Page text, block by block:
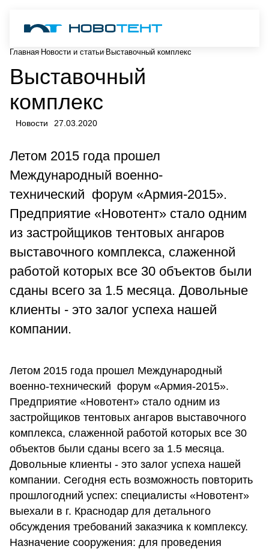
Главная Новости и статьи Выставочный комплекс
Выставочный
комплекс
Новости 27.03.2020
Летом 2015 года прошел
Международный военно-
технический форум «Армия-2015».
Предприятие «Новотент» стало одним
из застройщиков тентовых ангаров
выставочного комплекса, слаженной
работой которых все 30 объектов были
сданы всего за 1.5 месяца. Довольные
клиенты - это залог успеха нашей
компании.
Летом 2015 года прошел Международный
военно-технический форум «Армия-2015».
Предприятие «Новотент» стало одним из
застройщиков тентовых ангаров выставочного
комплекса, слаженной работой которых все 30
объектов были сданы всего за 1.5 месяца.
Довольные клиенты - это залог успеха нашей
компании. Сегодня есть возможность повторить
прошлогодний успех: специалисты «Новотент»
выехали в г. Краснодар для детального
обсуждения требований заказчика к комплексу.
Назначение сооружения: для проведения